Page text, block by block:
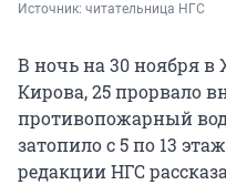
Источник: читательница НГС
В ночь на 30 ноября в
Кирова, 25 прорвало
противопожарный
затопило с 5 по 13
редакции НГС